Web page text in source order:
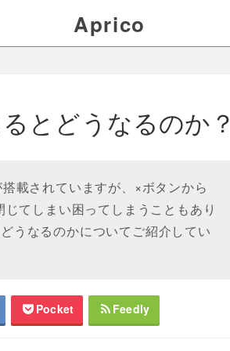
Aprico
とどうなるのか？
載されていますが、×ボタンから
てしまい困ってしまうこともあり
うなるのかについてご紹介してい
Pocket Feedly